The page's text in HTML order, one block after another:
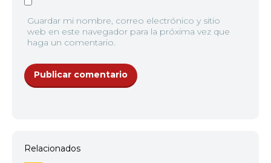
Guardar mi nombre, correo electrónico y sitio
web en este navegador para la próxima vez que
haga un comentario.
Relacionados